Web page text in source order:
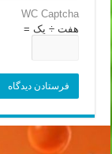
WC Captcha
هفت ÷ یک =